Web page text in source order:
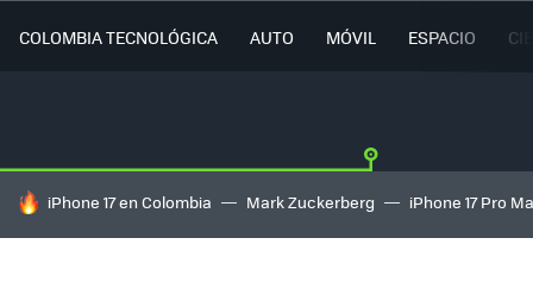
COLOMBIA TECNOLÓGICA AUTO MÓVIL ESPACIO
HOY SE HABLA DE
iPhone 17 en Colombia Mark Zuckerberg iPhone 17 Pro